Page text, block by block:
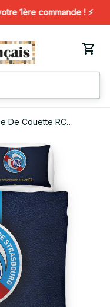
1ère commande ! ⚡️
De Couette RC
Team 08 Parure de lit
De Literie